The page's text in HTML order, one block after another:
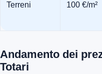
Terreni 100 €/m²
Andamento dei
Totari